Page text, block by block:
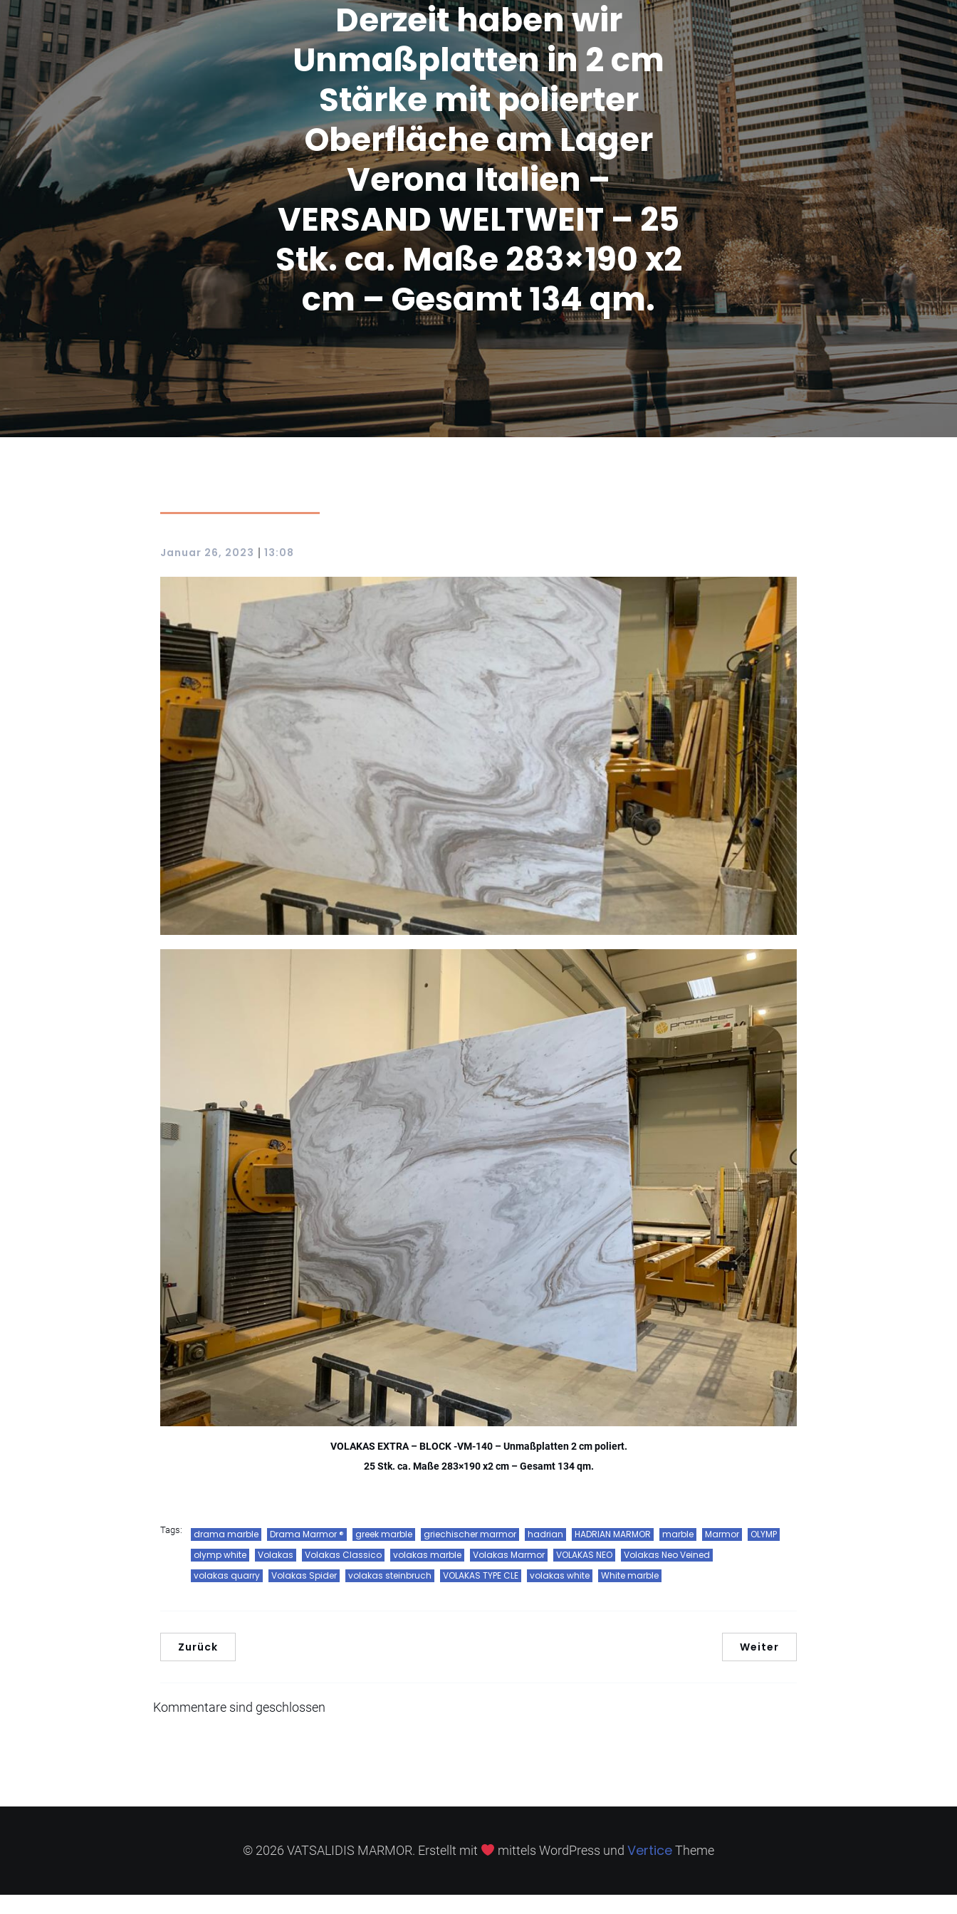
Derzeit haben wir
Unmaßplatten in 2 cm
Stärke mit polierter
Oberfläche am Lager
Verona Italien –
VERSAND WELTWEIT – 25
Stk. ca. Maße 283×190 x2
cm – Gesamt 134 qm.
Januar 26, 2023 | 13:08
VOLAKAS EXTRA – BLOCK -VM-140 – Unmaßplatten 2 cm poliert.
25 Stk. ca. Maße 283×190 x2 cm – Gesamt 134 qm.
Tags: drama marble Drama Marmor ® greek marble griechischer marmor hadrian HADRIAN MARMOR marble Marmor
OLYMP
olymp white
Volakas Volakas Classico volakas marble Volakas Marmor VOLAKAS NEO
Volakas Neo Veined
volakas quarry
Volakas Spider volakas steinbruch VOLAKAS TYPE CLE volakas white White marble
Zurück Weiter
Kommentare sind geschlossen
© 2026 VATSALIDIS MARMOR. Erstellt mit mittels WordPress undVerticeTheme